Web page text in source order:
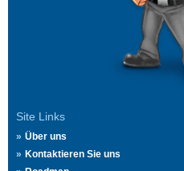
Site Links
Über uns
Kontaktieren Sie uns